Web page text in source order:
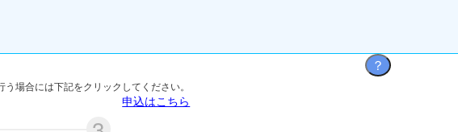
場合には下記をクリックしてください。
申込はこちら